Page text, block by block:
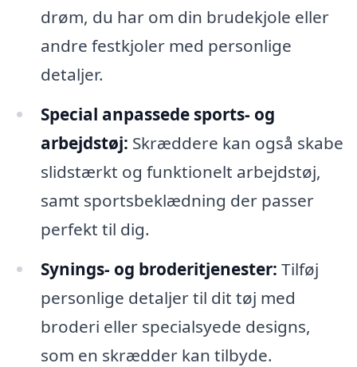
drøm, du har om din brudekjole eller
andre festkjoler med personlige
detaljer.
Special anpassede sports- og
arbejdstøj: Skræddere kan også skabe
slidstærkt og funktionelt arbejdstøj,
samt sportsbeklædning der passer
perfekt til dig.
Synings- og broderitjenester: Tilføj
personlige detaljer til dit tøj med
broderi eller specialsyede designs,
som en skrædder kan tilbyde.